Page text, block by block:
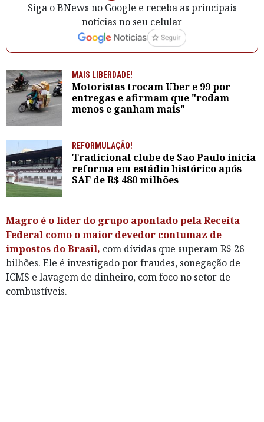
Siga o BNews no Google e receba as principais
notícias no seu celular
MAIS LIBERDADE!
Motoristas trocam Uber e 99 por
entregas e afirmam que "rodam
menos e ganham mais"
REFORMULAÇÃO!
Tradicional clube de São Paulo inicia
reforma em estádio histórico após
SAF de R$ 480 milhões
Magro é o líder do grupo apontado pela Receita
Federal como o maior devedor contumaz de
impostos do Brasil, com dívidas que superam R$ 26
bilhões. Ele é investigado por fraudes, sonegação de
ICMS e lavagem de dinheiro, com foco no setor de
combustíveis.